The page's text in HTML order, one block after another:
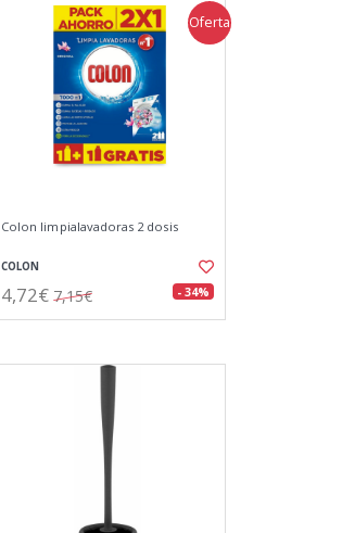
Oferta
Colon limpialavadoras 2 dosis
COLON
4,72€ 7,15€ - 34%